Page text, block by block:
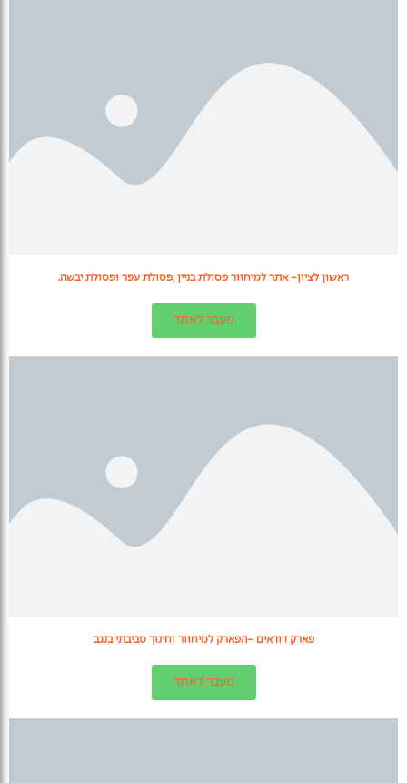
ראשון לציון- אתר למיחזור פסולת בניין ,פסולת עפר ופסולת יבשה.
מעבר לאתר
פארק דודאים -הפארק למיחזור וחינוך סביבתי בנגב
מעבר לאתר